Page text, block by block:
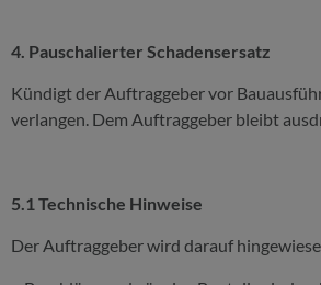
4. Pauschalierter Schadensersatz
Kündigt der Auftraggeber vor
verlangen. Dem Auftraggeber bleibt
5.1 Technische Hinweise
Der Auftraggeber wird darauf